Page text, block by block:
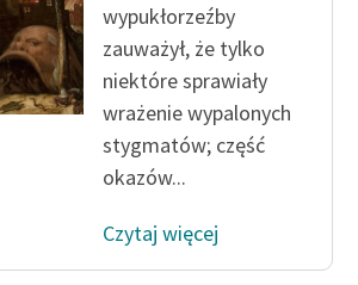
wypukłorzeźby
zauważył, że tylko
niektóre sprawiały
wrażenie wypalonych
stygmatów; część
okazów...
Czytaj więcej